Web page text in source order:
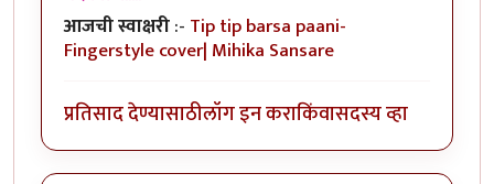
आजची स्वाक्षरी:- Tip tip barsa paani-
Fingerstyle cover| Mihika Sansare
प्रतिसाद देण्यासाठीलॉग इन कराकिंवासदस्य व्हा